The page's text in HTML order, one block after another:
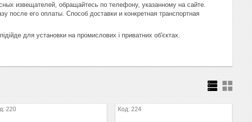
извещателей, обращайтесь по телефону, указанному на сайте.
после его оплаты. Способ доставки и конкретная транспортная
для установки на промислових і приватних об'єктах.
220 224